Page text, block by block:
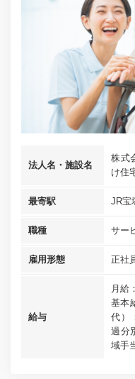
法人名・施設名
株式
け住
最寄駅 JR宝
職種 サー
雇用形態 正社
給与
月給
基本
代）
過分
域手